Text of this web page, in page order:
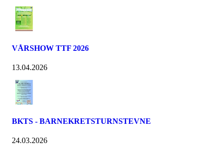
VÅRSHOW TTF 2026
13.04.2026
BKTS - BARNEKRETSTURNSTEVNE
24.03.2026